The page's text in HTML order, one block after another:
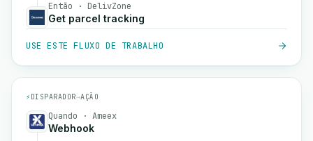
Então · DelivZone
Get parcel tracking
USE ESTE FLUXO DE TRABALHO
⚡ DISPARADOR→AÇÃO
Quando · Ameex
Webhook